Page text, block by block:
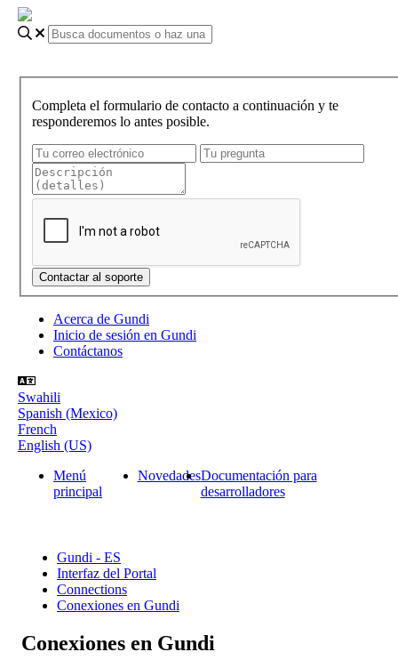
Completa el formulario de contacto a continuación y te
responderemos lo antes posible.
Acerca de Gundi
Inicio de sesión en Gundi
Contáctanos
Swahili
Spanish (Mexico)
French
English (US)
Menú
principal
NovedadesDocumentación para
desarrolladores
Gundi - ES
Interfaz del Portal
Connections
Conexiones en Gundi
Conexiones en Gundi